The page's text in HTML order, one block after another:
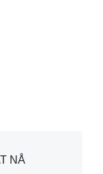
NÅ